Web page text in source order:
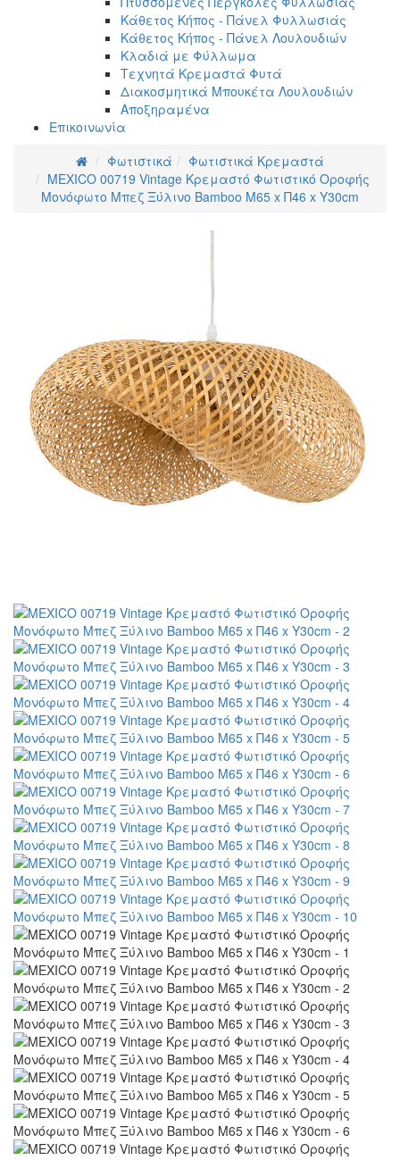
Κάθετος Κήπος - Πάνελ Φυλλωσιάς
Κάθετος Κήπος - Πάνελ Λουλουδιών
Κλαδιά με Φύλλωμα
Τεχνητά Κρεμαστά Φυτά
Διακοσμητικά Μπουκέτα Λουλουδιών
Αποξηραμένα
Επικοινωνία
Φωτιστικά
Φωτιστικά Κρεμαστά
MEXICO 00719 Vintage Κρεμαστό Φωτιστικό Οροφής
Μονόφωτο Μπεζ Ξύλινο Bamboo Μ65 x Π46 x Y30cm